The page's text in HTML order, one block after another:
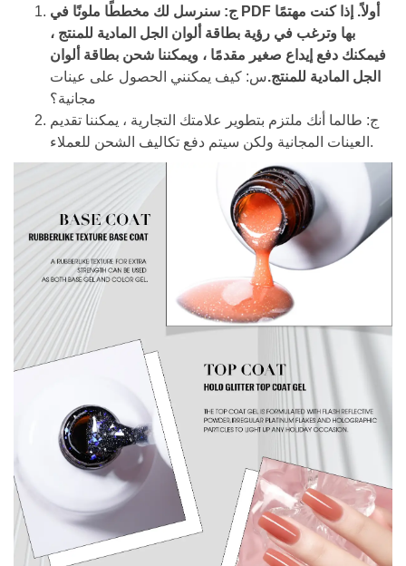
ج: سنرسل لك مخططًا ملونًا في PDF أولاً. إذا كنت مهتمًا
بها وترغب في رؤية بطاقة ألوان الجل المادية للمنتج ،
فيمكنك دفع إيداع صغير مقدمًا ، ويمكننا شحن بطاقة ألوان
الجل المادية للمنتج.س: كيف يمكنني الحصول على عينات
مجانية؟
ج: طالما أنك ملتزم بتطوير علامتك التجارية ، يمكننا تقديم
العينات المجانية ولكن سيتم دفع تكاليف الشحن للعملاء.